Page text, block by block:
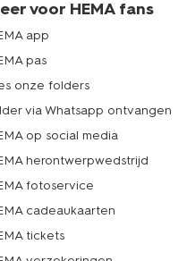
voor HEMA fans
app
pas
onze folders
via Whatsapp ontvangen
op social media
herontwerpwedstrijd
fotoservice
cadeaukaarten
tickets